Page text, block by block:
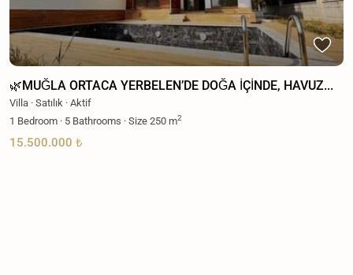
🌿MUĞLA ORTACA YERBELEN’DE DOĞA İÇİNDE, HAVUZ...
Villa · Satılık · Aktif
1 Bedroom · 5 Bathrooms · Size 250 m2
15.500.000 ₺